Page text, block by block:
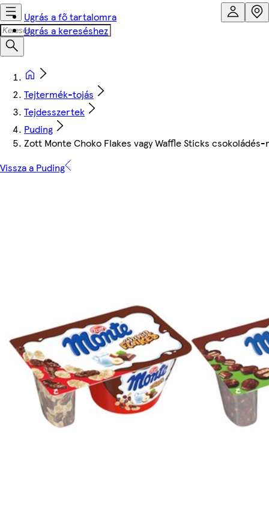
Ugrás a fő tartalomra
Ugrás a kereséshez
Tejtermék-tojás
Tejdesszertek
Puding
Zott Monte Choko Flakes vagy Waffle Sticks
Vissza a Puding